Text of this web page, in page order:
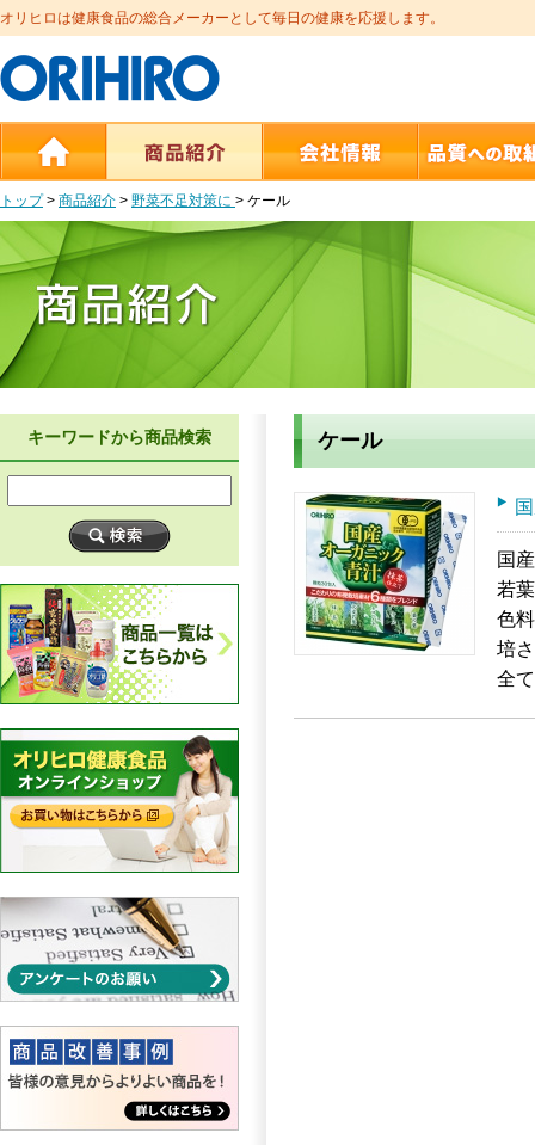
オリヒロは健康食品の総合メーカーとして毎日の健康を応援します。
トップ> 商品紹介 > 野菜不足対策に > ケール
キーワードから商品検索 ケール
国
若
色
培
全